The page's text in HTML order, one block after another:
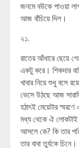
জনমে বউকে পাওয়া
আজ বাঁচিয়ে দিল।
২১.
রাতের আঁধারে ছেয়ে
একটু করে। শিকদার
খাবার নিয়ে শুধু বসে
ভেসে উঠছে আজ
হঠাৎই মেয়েটার
মধ্য থেকে ঐ লোকটাই
আসলে কে? কি তার
তার বাবা তুর্যকে